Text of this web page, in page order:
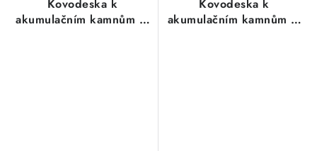
Kovodeska k
akumulačním kamnům M
Kovodeska k
akumulačním kamnům M